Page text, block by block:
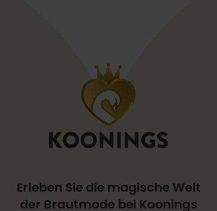
Erleben Sie die magische Welt
der Brautmode bei Koonings